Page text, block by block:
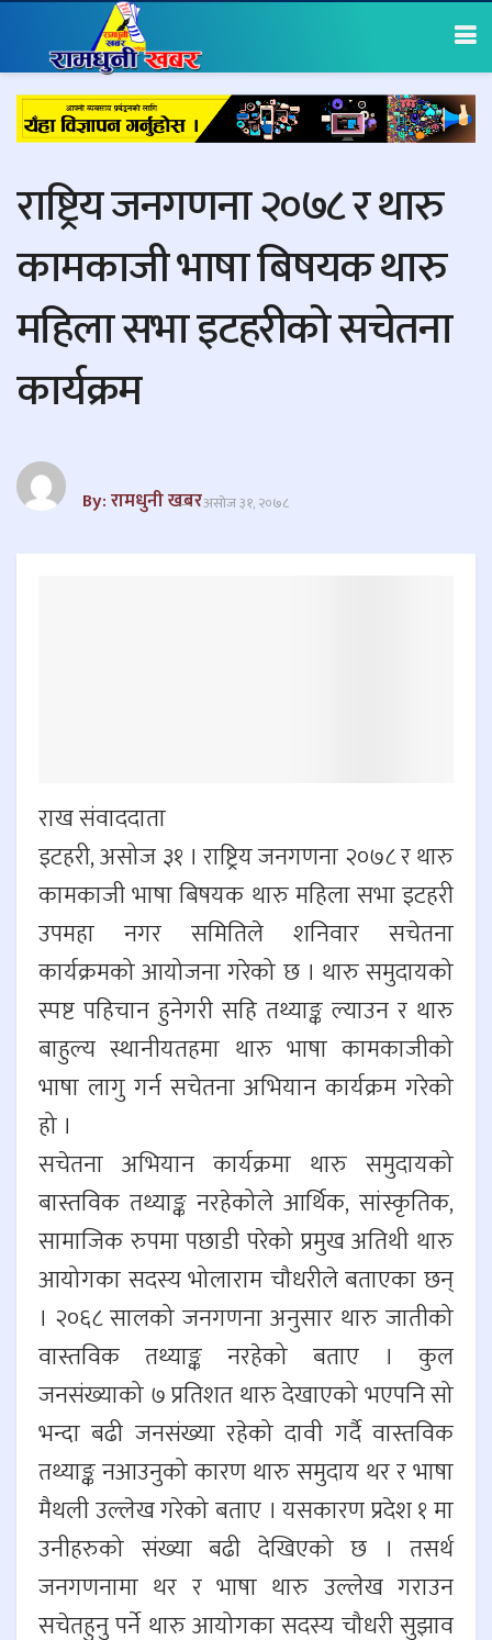
राष्ट्रिय जनगणना २०७८ र थारु
कामकाजी भाषा बिषयक थारु
महिला सभा इटहरीको सचेतना
कार्यक्रम
By: रामधुनी खबरअसोज ३१, २०७८
राख संवाददाता
इटहरी, असोज ३१ । राष्ट्रिय जनगणना २०७८ र थारु
कामकाजी भाषा बिषयक थारु महिला सभा इटहरी
उपमहा नगर समितिले शनिवार सचेतना
कार्यक्रमको आयोजना गरेको छ । थारु समुदायको
स्पष्ट पहिचान हुनेगरी सहि तथ्याङ्क ल्याउन र थारु
बाहुल्य स्थानीयतहमा थारु भाषा कामकाजीको
भाषा लागु गर्न सचेतना अभियान कार्यक्रम गरेको
हो ।
सचेतना अभियान कार्यक्रमा थारु समुदायको
बास्तविक तथ्याङ्क नरहेकोले आर्थिक, सांस्कृतिक,
सामाजिक रुपमा पछाडी परेको प्रमुख अतिथी थारु
आयोगका सदस्य भोलाराम चौधरीले बताएका छन्
। २०६८ सालको जनगणना अनुसार थारु जातीको
वास्तविक तथ्याङ्क नरहेको बताए । कुल
जनसंख्याको ७ प्रतिशत थारु देखाएको भएपनि सो
भन्दा बढी जनसंख्या रहेको दावी गर्दै वास्तविक
तथ्याङ्क नआउनुको कारण थारु समुदाय थर र भाषा
मैथली उल्लेख गरेको बताए । यसकारण प्रदेश १ मा
उनीहरुको संख्या बढी देखिएको छ । तसर्थ
जनगणनामा थर र भाषा थारु उल्लेख गराउन
सचेतहुनु पर्ने थारु आयोगका सदस्य चौधरी सुझाव